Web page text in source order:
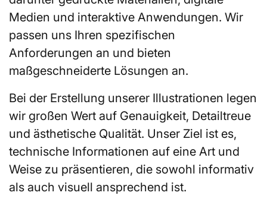
Medien und interaktive Anwendungen. Wir
passen uns Ihren spezifischen
Anforderungen an und bieten
maßgeschneiderte Lösungen an.
Bei der Erstellung unserer Illustrationen legen
wir großen Wert auf Genauigkeit, Detailtreue
und ästhetische Qualität. Unser Ziel ist es,
technische Informationen auf eine Art und
Weise zu präsentieren, die sowohl informativ
als auch visuell ansprechend ist.